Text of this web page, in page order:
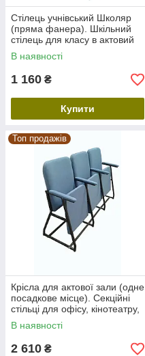
Стілець учнівський Школяр
(пряма фанера). Шкільний
стілець для класу в актовий
зал. Меблі для школи
В наявності
1 160 ₴
Купити
Топ продажів
Крісла для актової зали (одне
посадкове місце). Секційні
стільці для офісу, кінотеатру,
аеропорту, вокзалу
В наявності
2 610 ₴